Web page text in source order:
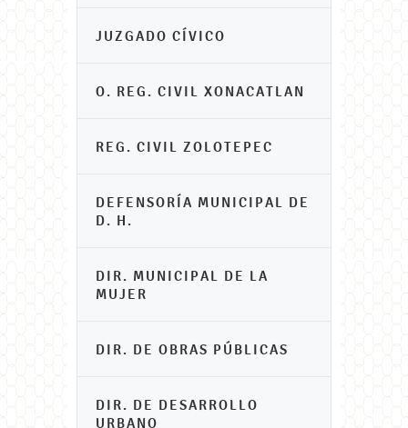
JUZGADO CÍVICO
O. REG. CIVIL XONACATLAN
REG. CIVIL ZOLOTEPEC
DEFENSORÍA MUNICIPAL DE
D. H.
DIR. MUNICIPAL DE LA
MUJER
DIR. DE OBRAS PÚBLICAS
DIR. DE DESARROLLO
URBANO